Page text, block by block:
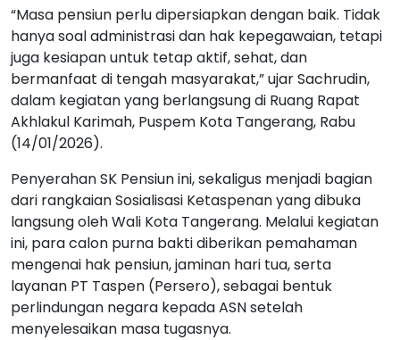
“Masa pensiun perlu dipersiapkan dengan baik. Tidak
hanya soal administrasi dan hak kepegawaian, tetapi
juga kesiapan untuk tetap aktif, sehat, dan
bermanfaat di tengah masyarakat,” ujar Sachrudin,
dalam kegiatan yang berlangsung di Ruang Rapat
Akhlakul Karimah, Puspem Kota Tangerang, Rabu
(14/01/2026).
Penyerahan SK Pensiun ini, sekaligus menjadi bagian
dari rangkaian Sosialisasi Ketaspenan yang dibuka
langsung oleh Wali Kota Tangerang. Melalui kegiatan
ini, para calon purna bakti diberikan pemahaman
mengenai hak pensiun, jaminan hari tua, serta
layanan PT Taspen (Persero), sebagai bentuk
perlindungan negara kepada ASN setelah
menyelesaikan masa tugasnya.